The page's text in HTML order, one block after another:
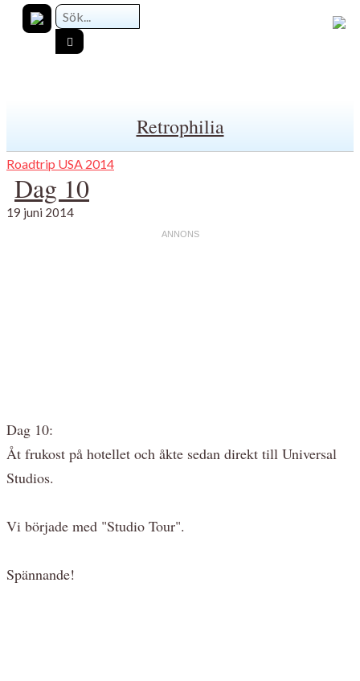
Retrophilia
Roadtrip USA 2014
Dag 10
19 juni 2014
Dag 10:
Åt frukost på hotellet och åkte sedan direkt till Universal
Studios.
Vi började med "Studio Tour".
Spännande!